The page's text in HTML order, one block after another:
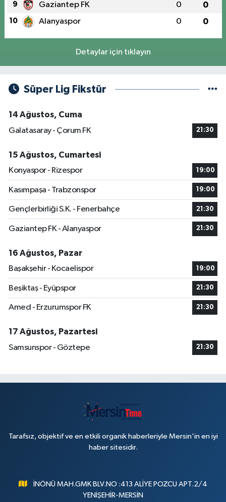
9 Gaziantep FK 0 0
10 Alanyaspor 0 0
Detaylar için tıklayın
Süper Lig Fikstür
14 Ağustos, Cuma
Galatasaray - Çorum FK
21:30
15 Ağustos, Cumartesi
Konyaspor - Rizespor
19:00
Kasımpaşa - Trabzonspor 19:00
Gençlerbirliği S.K. - Fenerbahçe 21:30
Gaziantep FK - Alanyaspor 21:30
16 Ağustos, Pazar
Başakşehir - Kocaelispor
19:00
Beşiktaş - Eyüpspor 21:30
Amed - Erzurumspor FK 21:30
17 Ağustos, Pazartesi
Samsunspor - Göztepe
21:30
Tarafsız, objektif ve en etkili organik haberleriyle Mersin'in en iyi
haber sitesidir.
İNÖNÜ MAH.GMK BLV.NO :413 ALİYE POZCU APT.2/4
YENİŞEHİR-MERSİN